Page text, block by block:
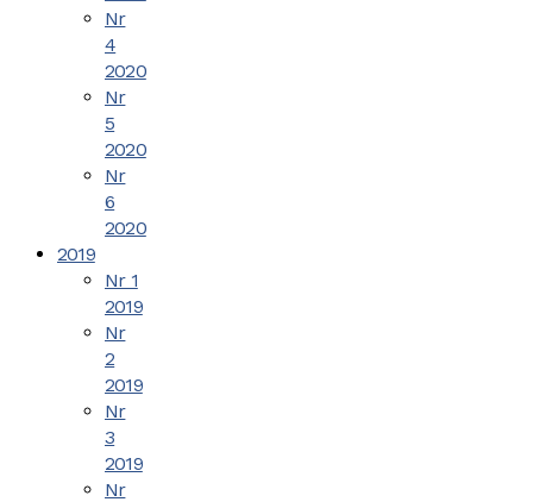
Nr
4
2020
Nr
5
2020
Nr
6
2020
2019
Nr 1
2019
Nr
2
2019
Nr
3
2019
Nr